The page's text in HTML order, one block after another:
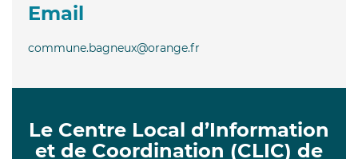
Email
commune.bagneux@orange.fr
Le Centre Local d’Information
et de Coordination (CLIC) de